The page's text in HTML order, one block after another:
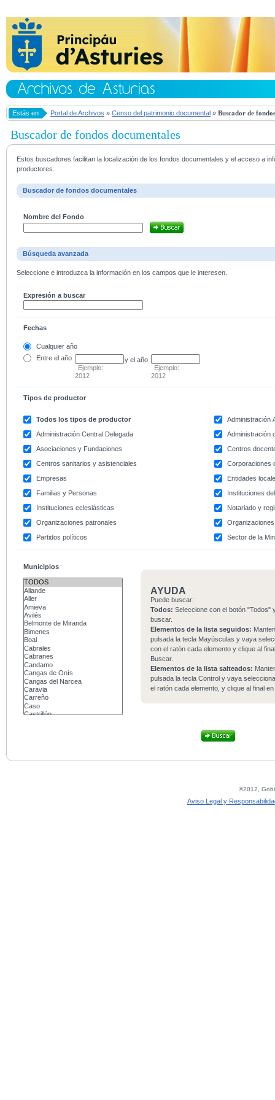
Estás en Portal de Archivos » Censo del patrimonio documental » Buscador de
Buscador de fondos documentales
Estos buscadores facilitan la localización de los fondos documentales y el acceso a
productores.
Buscador de fondos documentales
Nombre del Fondo
Búsqueda avanzada
Seleccione e introduzca la información en los campos que le interesen.
Expresión a buscar
Fechas
Cualquier año
Entre el año
Ejemplo:
2012
y el año
Ejemplo:
2012
Tipos de productor
Todos los tipos de productor
Administración
Administración Central Delegada
Administración
Asociaciones y Fundaciones
Centros
Centros sanitarios y asistenciales
Corporaciones
Empresas
Entidades
Familias y Personas
Instituciones
Instituciones eclesiásticas
Notariado y
Organizaciones patronales
Partidos políticos
Sector de la
Municipios
AYUDA
Puede buscar:
Todos: Seleccione con el botón "Todos"
buscar.
Elementos de la lista seguidos:
pulsada la tecla Mayúsculas y vaya
con el ratón cada elemento y clique al
Buscar.
Elementos de la lista salteados:
pulsada la tecla Control y vaya
el ratón cada elemento, y clique al final
©2012,
Aviso Legal y